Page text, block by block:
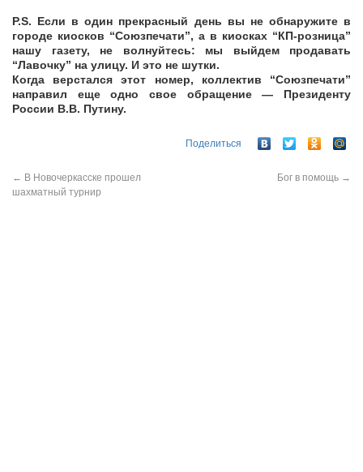
P.S. Если в один прекрасный день вы не обнаружите в
городе киосков “Союзпечати”, а в киосках “КП-розница”
нашу газету, не волнуйтесь: мы выйдем продавать
“Лавочку” на улицу. И это не шутки.
Когда верстался этот номер, коллектив “Союзпечати”
направил еще одно свое обращение — Президенту
России В.В. Путину.
Поделиться
← В Новочеркасске прошел
шахматный турнир
Бог в помощь →